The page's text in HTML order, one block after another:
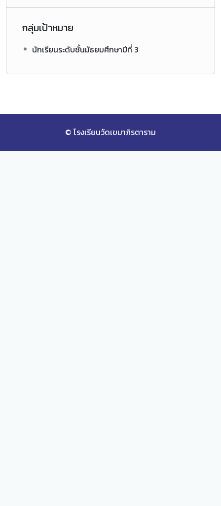
กลุ่มเป้าหมาย
นักเรียนระดับชั้นมัธยมศึกษาปีที่ 3
© โรงเรียนวัดเขมาภิรตาราม